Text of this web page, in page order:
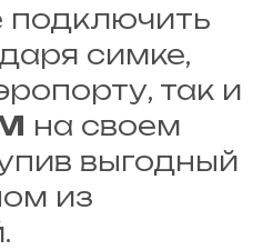
симке,
так и
на своем
выгодный
из